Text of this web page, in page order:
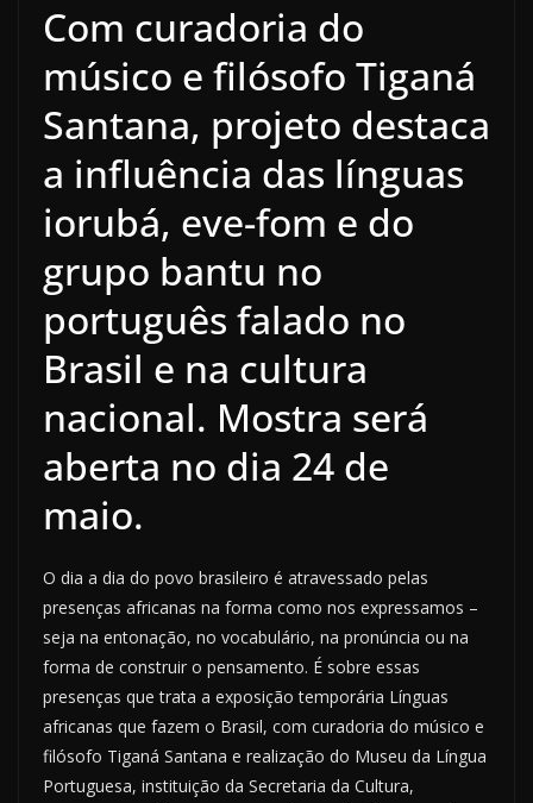
Com curadoria do
músico e filósofo Tiganá
Santana, projeto destaca
a influência das línguas
iorubá, eve-fom e do
grupo bantu no
português falado no
Brasil e na cultura
nacional. Mostra será
aberta no dia 24 de
maio.
O dia a dia do povo brasileiro é atravessado pelas
presenças africanas na forma como nos expressamos –
seja na entonação, no vocabulário, na pronúncia ou na
forma de construir o pensamento. É sobre essas
presenças que trata a exposição temporária Línguas
africanas que fazem o Brasil, com curadoria do músico e
filósofo Tiganá Santana e realização do Museu da Língua
Portuguesa, instituição da Secretaria da Cultura,